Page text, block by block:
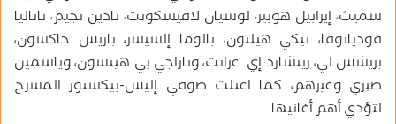
سميث، إيزابيل هوبير، لوسيان لافيسكونت، نادين نجيم، ناتاليا
فوديانوفا، نيكي هيلتون، بالوما إلسيسر، باريس جاكسون،
بريشس لي، ريتشارد إي. غرانت، وتاراجي بي هينسون، وياسمين
صبري وغيرهم، كما اعتلت صوفي إليس-بيكستور المسرح
لتؤدي أهم أغانيها.